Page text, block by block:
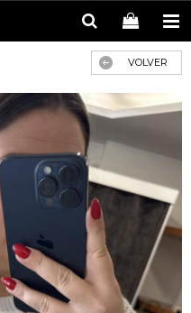
VOLVER